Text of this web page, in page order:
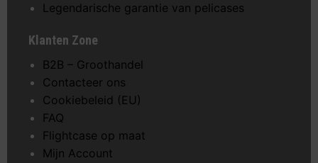
Legendarische garantie van pelicases
Klanten Zone
B2B – Groothandel
Contacteer ons
Cookiebeleid (EU)
FAQ
Flightcase op maat
Mijn Account